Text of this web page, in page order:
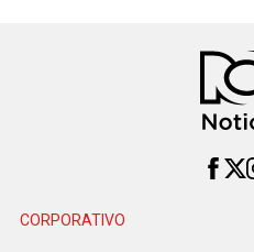
CORPORATIVO